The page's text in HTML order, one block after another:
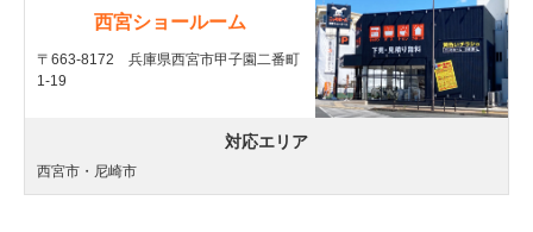
西宮ショールーム
〒663-8172 兵庫県西宮市甲子園二番町
1-19
対応エリア
西宮市・尼崎市